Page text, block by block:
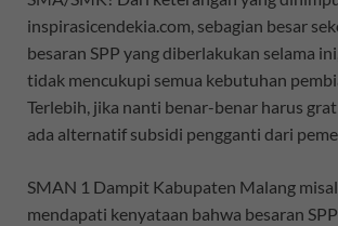
inspirasicendekia.com, sebagian besar
besaran SPP yang diberlakukan selama
tidak mencukupi semua kebutuhan
Terlebih, jika nanti benar-benar harus
ada alternatif subsidi pengganti dari
SMAN 1 Dampit Kabupaten Malang
mendapati kenyataan bahwa besaran